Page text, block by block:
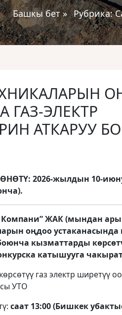
Башкы бет» Рубрика:
ГАЗ-ЭЛЕКТР
АТКАРУУ
2026-жылдын 10-
ЖАК (мындан ары
оңдоо устаканасында
кызматтарды
катышууга
газ электр ширетүү
УТО
саат 13:00 (Бишкек